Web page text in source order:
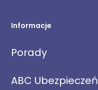
Informacje
Porady
ABC Ubezpieczeń